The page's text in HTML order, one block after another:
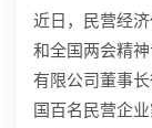
近日，民营经
和全国两会精
有限公司董事
国百名民营企